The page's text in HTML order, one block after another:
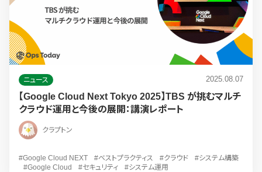
ニュース 2025.08.07
【Google Cloud Next Tokyo 2025】TBS が挑むマルチ
クラウド運用と今後の展開：講演レポート
クラプトン
#Google Cloud NEXT #ベストプラクティス #クラウド
#システム構築
#Google Cloud
#セキュリティ #システム運用